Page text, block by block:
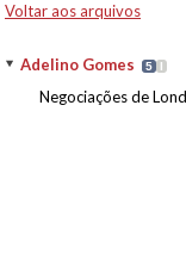
Voltar aos arquivos
Adelino Gomes 5 I
Negociações de